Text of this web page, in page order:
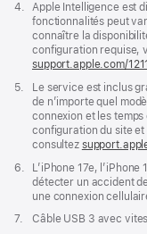
Note
page
4.
Apple Intelligence est
fonctionnalités peut
connaître la
configuration requise,
support.apple.com/
Note
page
5.
Le service est inclus
de n’importe quel
connexion et les
configuration du site et
consultez
Note
page
6.
L’iPhone 17e,
détecter un accident
une connexion
Note
7.
Câble USB 3 avec